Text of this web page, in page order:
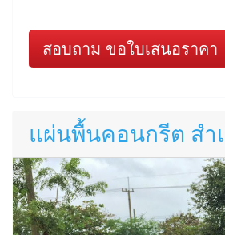
สอบถาม ขอใบเสนอราคา
แผ่นพื้นคอนกรีต สำ